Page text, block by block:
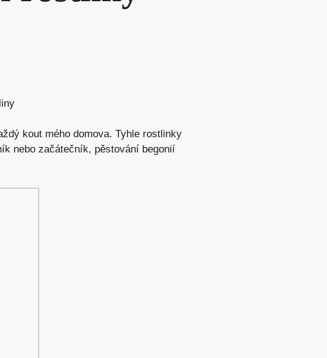
kout mého domova. Tyhle rostlinky
nebo začátečník, pěstování begonií